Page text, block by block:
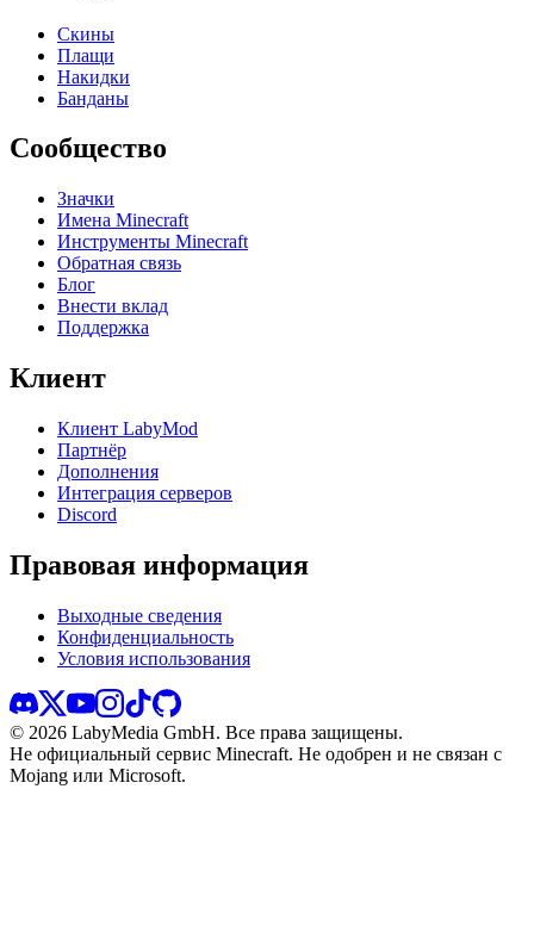
Скины
Плащи
Накидки
Банданы
Сообщество
Значки
Имена Minecraft
Инструменты Minecraft
Обратная связь
Блог
Внести вклад
Поддержка
Клиент
Клиент LabyMod
Партнёр
Дополнения
Интеграция серверов
Discord
Правовая информация
Выходные сведения
Конфиденциальность
Условия использования
© 2026 LabyMedia GmbH. Все права защищены.
Не официальный сервис Minecraft. Не одобрен и не связан с
Mojang или Microsoft.